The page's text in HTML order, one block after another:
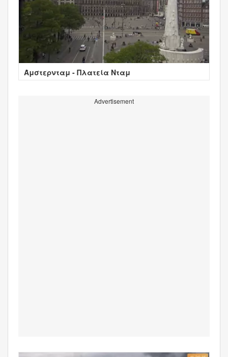
Άμστερνταμ - Πλατεία Νταμ
Advertisement